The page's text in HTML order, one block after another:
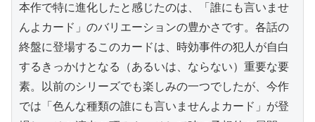
本作で特に進化したと感じたのは、「誰にも言いませ
んよカード」のバリエーションの豊かさです。各話の
終盤に登場するこのカードは、時効事件の犯人が自白
するきっかけとなる（あるいは、ならない）重要な要
素。以前のシリーズでも楽しみの一つでしたが、今作
では「色んな種類の誰にも言いませんよカード」が登